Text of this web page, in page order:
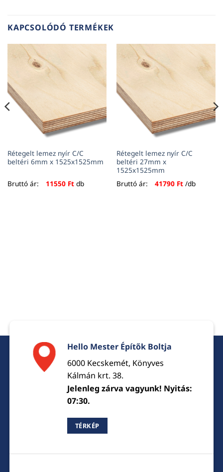
KAPCSOLÓDÓ TERMÉKEK
Rétegelt lemez nyír C/C
beltéri 6mm x 1525x1525mm
Bruttó ár: 11550 Ftdb
Rétegelt lemez nyír C/C
beltéri 27mm x
1525x1525mm
Bruttó ár:
41790 Ft/db
Hello Mester Építők Boltja
6000 Kecskemét, Könyves
Kálmán krt. 38.
Jelenleg zárva vagyunk! Nyitás:
07:30.
TÉRKÉP